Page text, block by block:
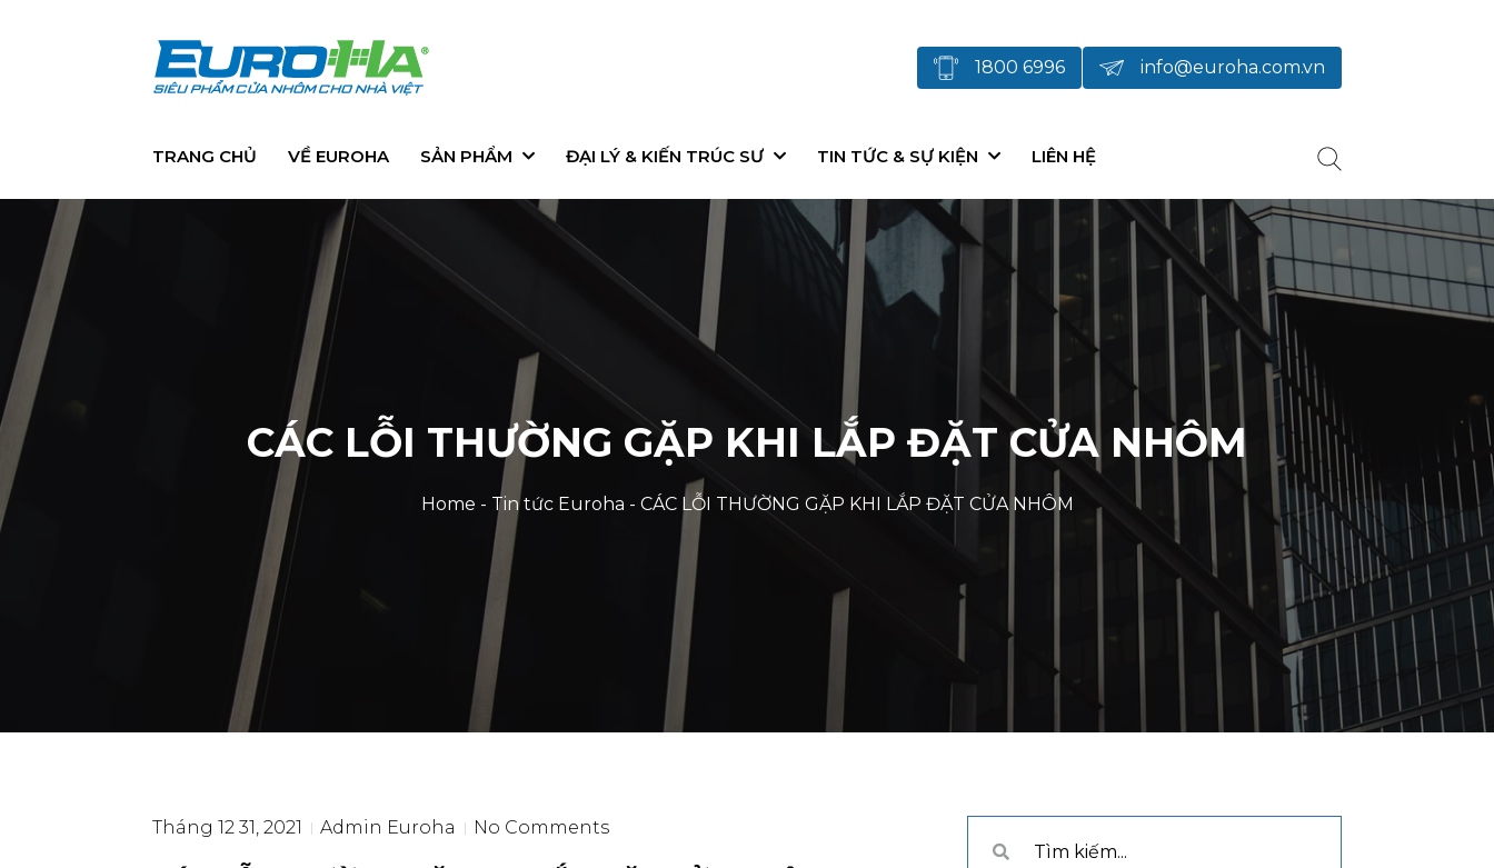
1800 6996 info@euroha.com.vn
TRANG CHỦ VỀ EUROHA SẢN PHẨM ĐẠI LÝ & KIẾN TRÚC SƯ TIN TỨC & SỰ KIỆN LIÊN HỆ
CÁC LỖI THƯỜNG GẶP KHI LẮP ĐẶT CỬA NHÔM
Home - Tin tức Euroha - CÁC LỖI THƯỜNG GẶP KHI LẮP ĐẶT CỬA NHÔM
Tháng 12 31, 2021 Admin Euroha No Comments